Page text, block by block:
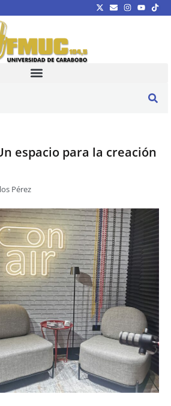
espacio para la creación
Pérez